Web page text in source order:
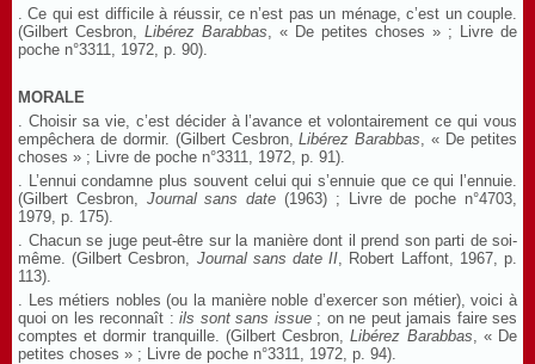
. Ce qui est difficile à réussir, ce n’est pas un ménage, c’est un couple.
(Gilbert Cesbron, Libérez Barabbas, « De petites choses » ; Livre de
poche n°3311, 1972, p. 90).
MORALE
. Choisir sa vie, c’est décider à l’avance et volontairement ce qui vous
empêchera de dormir. (Gilbert Cesbron,Libérez Barabbas, « De petites
choses » ; Livre de poche n°3311, 1972, p. 91).
. L’ennui condamne plus souvent celui qui s’ennuie que ce qui l’ennuie.
(Gilbert Cesbron, Journal sans date (1963) ; Livre de poche n°4703,
1979, p. 175).
. Chacun se juge peut-être sur la manière dont il prend son parti de soi-
même. (Gilbert Cesbron, Journal sans date II, Robert Laffont, 1967, p.
113).
. Les métiers nobles (ou la manière noble d’exercer son métier), voici à
quoi on les reconnaît :ils sont sans issue; on ne peut jamais faire ses
comptes et dormir tranquille. (Gilbert Cesbron,Libérez Barabbas, « De
petites choses » ; Livre de poche n°3311, 1972, p. 94).